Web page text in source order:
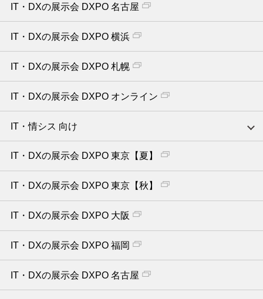
IT・DXの展示会 DXPO 名古屋
IT・DXの展示会 DXPO 横浜
IT・DXの展示会 DXPO 札幌
IT・DXの展示会 DXPO オンライン
IT・情シス 向け
IT・DXの展示会 DXPO 東京【夏】
IT・DXの展示会 DXPO 東京【秋】
IT・DXの展示会 DXPO 大阪
IT・DXの展示会 DXPO 福岡
IT・DXの展示会 DXPO 名古屋